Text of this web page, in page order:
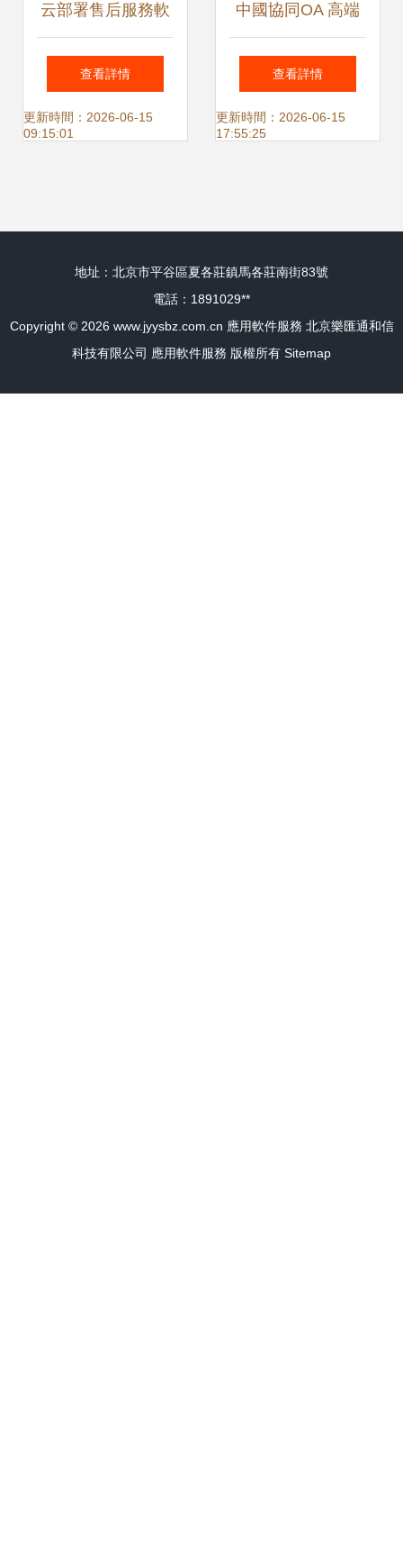
云部署售后服務軟
件 企業高效運維的
優選方案
查看詳情
更新時間：2026-06-15
09:15:01
中國協同OA 高端
與移動雙輪驅動，
領跑管理軟件領域
查看詳情
更新時間：2026-06-15
17:55:25
地址：北京市平谷區夏各莊鎮馬各莊南街83號
電話：1891029**
Copyright © 2026 www.jyysbz.com.cn 應用軟件服務 北京樂匯通和信
科技有限公司 應用軟件服務 版權所有 Sitemap